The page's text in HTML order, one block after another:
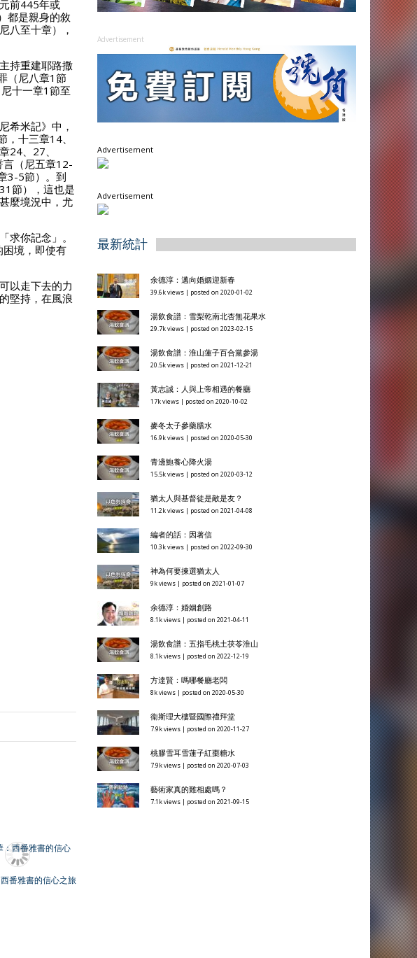
前445年或
都是親身的敘
八至十章），
持重建耶路撒
（尼八章1節
十一章1節至
希米記》中，
十三章14、
24、27、
（尼五章12-
3-5節）。到
節），這也是
麼境況中，尤
求你記念」。
境，即使有
以走下去的力
堅持，在風浪
番雅書的信心之旅
Advertisement
Advertisement
Advertisement
最新統計
余德淳：邁向婚姻迎新春
39.6k views posted on 2020-01-02
湯飲食譜：雪梨乾南北杏無花果水
29.7k views posted on 2023-02-15
湯飲食譜：淮山蓮子百合黨參湯
20.5k views posted on 2021-12-21
黃志誠：人與上帝相遇的餐廳
17k views posted on 2020-10-02
麥冬太子參藥膳水
16.9k views posted on 2020-05-30
青邊鮑養心降火湯
15.5k views posted on 2020-03-12
猶太人與基督徒是敵是友？
11.2k views posted on 2021-04-08
編者的話：因著信
10.3k views posted on 2022-09-30
神為何要揀選猶太人
9k views posted on 2021-01-07
余德淳：婚姻創路
8.1k views posted on 2021-04-11
湯飲食譜：五指毛桃土茯苓淮山
8.1k views posted on 2022-12-19
方達賢：嗎哪餐廳老闆
8k views posted on 2020-05-30
衞斯理大樓暨國際禮拜堂
7.9k views posted on 2020-11-27
桃膠雪耳雪蓮子紅棗糖水
7.9k views posted on 2020-07-03
藝術家真的難相處嗎？
7.1k views posted on 2021-09-15